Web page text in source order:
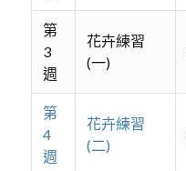
第
3
週
花卉練習
(一)
第
4
週
花卉練習
(二)